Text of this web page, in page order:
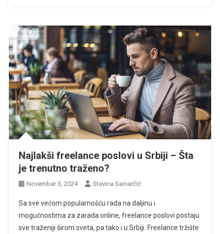
Najlakši freelance poslovi u Srbiji – Šta
je trenutno traženo?
Novembar 3, 2024 Stevica Samarčić
Sa sve većom popularnošću rada na daljinu i
mogućnostima za zarada online, freelance poslovi postaju
sve traženiji širom sveta, pa tako i u Srbiji. Freelance tržište